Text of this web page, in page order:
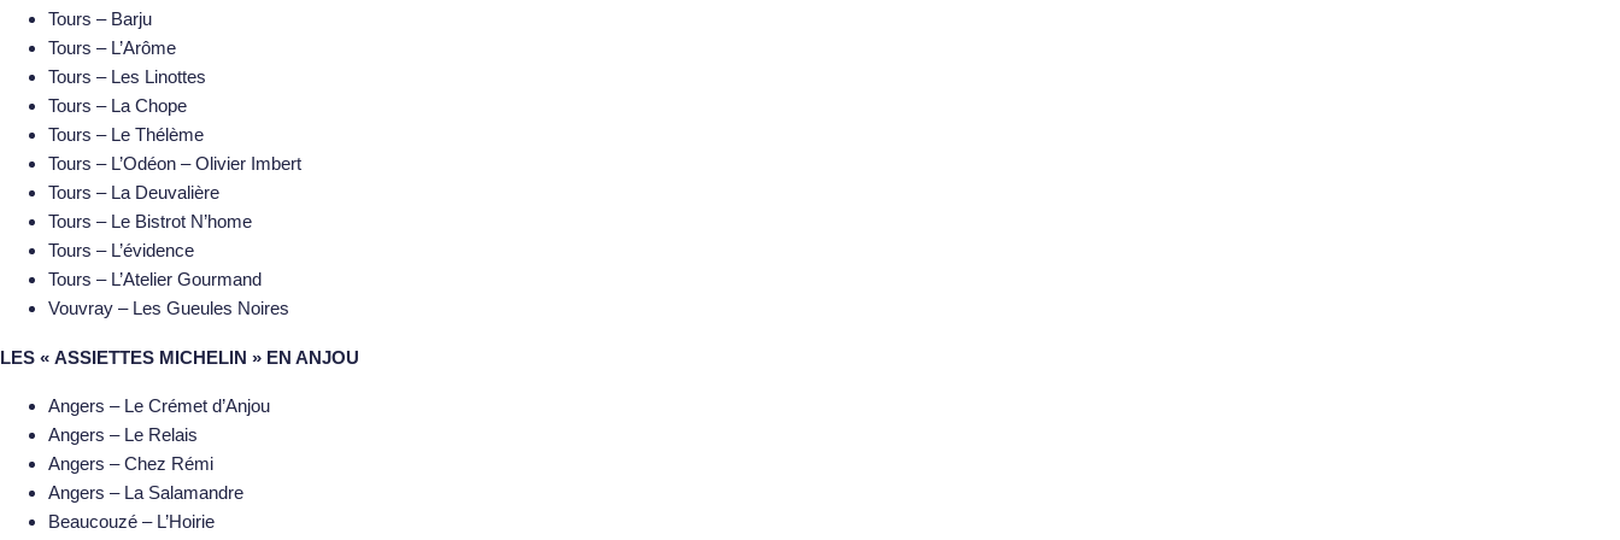
Tours – Barju
Tours – L’Arôme
Tours – Les Linottes
Tours – La Chope
Tours – Le Thélème
Tours – L’Odéon – Olivier Imbert
Tours – La Deuvalière
Tours – Le Bistrot N’home
Tours – L’évidence
Tours – L’Atelier Gourmand
Vouvray – Les Gueules Noires
LES « ASSIETTES MICHELIN » EN ANJOU
Angers – Le Crémet d’Anjou
Angers – Le Relais
Angers – Chez Rémi
Angers – La Salamandre
Beaucouzé – L’Hoirie